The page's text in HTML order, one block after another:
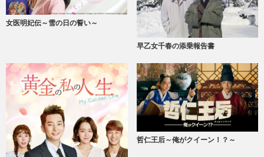
女医明妃伝～雪の日の誓い～
早乙女千春の添乗報告書
哲仁王后～俺がクイーン！？～